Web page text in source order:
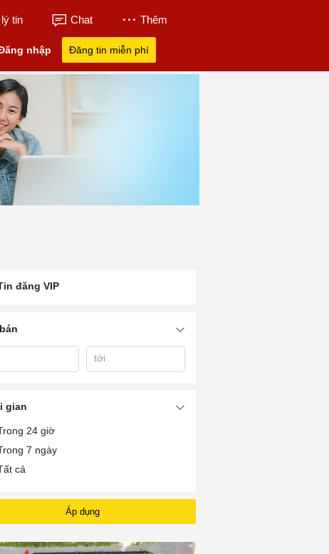
tin Chat Thêm
nhập Đăng tin miễn phí
đăng VIP
tới
gian
24 giờ
7 ngày
cả
Áp dụng